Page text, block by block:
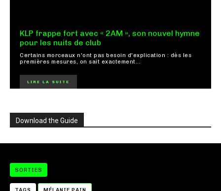
KLP frappe fort avec « 2AM », son nouvel hymne
pour les nuits de club
Certains morceaux n'ont pas besoin d'explication : dès les
premières mesures, on sait exactement...
LIRE LA SUITE
Download the Guide
SORTIES